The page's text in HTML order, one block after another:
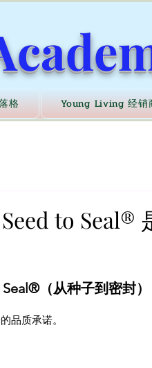
格 Young Living 经销
to Seal®
（从种子到密封）
品质承诺。